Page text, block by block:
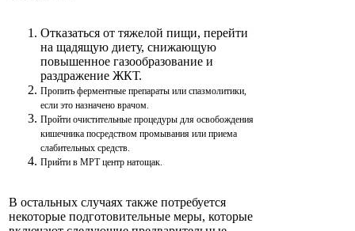
Отказаться от тяжелой пищи, перейти
на щадящую диету, снижающую
повышенное газообразование и
раздражение ЖКТ.
Пропить ферментные препараты или спазмолитики,
если это назначено врачом.
Пройти очистительные процедуры для освобождения
кишечника посредством промывания или приема
слабительных средств.
Прийти в МРТ центр натощак.
В остальных случаях также потребуется
некоторые подготовительные меры, которые